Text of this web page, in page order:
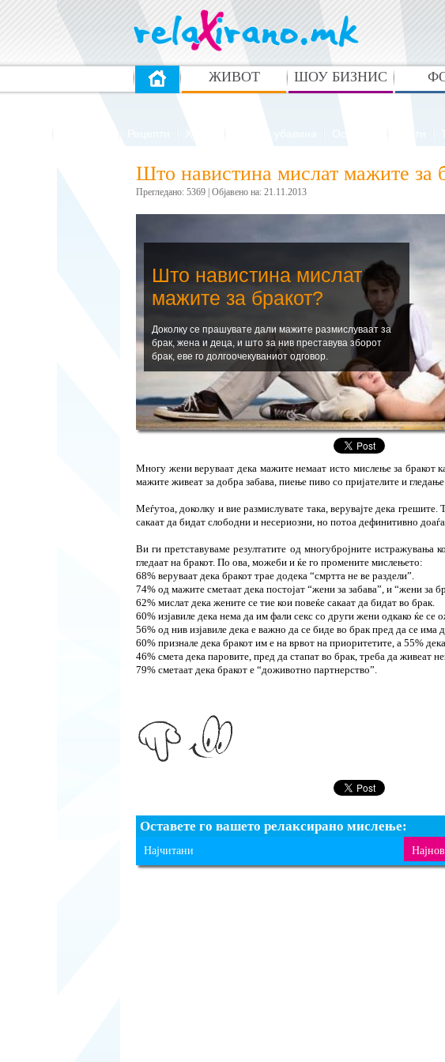
ЖИВОТ ШОУ БИЗНИС
Што навистина мислат мажите за
Прегледано: 5369 | Oбјавено на: 21.11.2013
Што навистина мислат
мажите за бракот?
Доколку се прашувате дали мажите размислуваат за
брак, жена и деца, и што за нив преставува зборот
брак, еве го долгоочекуваниот одговор.
Многу жени веруваат дека мажите немаат исто мислење за бракот
мажите живеат за добра забава, пиење пиво со пријателите и
Меѓутоа, доколку и вие размислувате така, верувајте дека
сакаат да бидат слободни и несериозни, но потоа дефинитивно
Ви ги претставуваме резултатите од многубројните истражувања
гледаат на бракот. По ова, можеби и ќе го промените мислењето:
68% веруваат дека бракот трае додека “смртта не ве раздели”.
74% од мажите сметаат дека постојат “жени за забава”, и “жени за
62% мислат дека жените се тие кои повеќе сакаат да бидат во брак.
60% изјавиле дека нема да им фали секс со други жени одкако ќе се
56% од нив изјавиле дека е важно да се биде во брак пред да се има
60% признале дека бракот им е на врвот на приоритетите, а 55%
46% смета дека паровите, пред да стапат во брак, треба да живеат
79% сметаат дека бракот е “доживотно партнерство”.
Оставете го вашето релаксирано мислење:
Најчитани